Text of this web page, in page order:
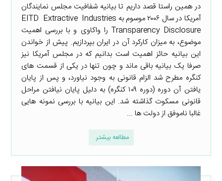
در همین راستا قصد داریم تا بیانیه شفافیت مجلس نمایندگان
آمریکا در سال ۲۰۰۶ موسوم به EITD Extractive Industries
Transparency Disclosure را واکاوی و با بررسی اهمیت
موضوع، به میزان کارکرد آن در ایران بپردازیم. پیش از خواندن
این بیانیه حائز اهمیت است بدانیم که در مجلس آمریکا نیز
صرفا یک بیانیه باقی ماند و چون تنها در یکی از قسمت های
کنگره مطرح شد الزام قانونی به وجود نیاورد، و پس از پایان
یافتن آن دوره (دوره ۱۰۹ کنگره) به دلیل پایان نیافتن مراحل
قانونی مسکوت گذاشته شد. این بیانیه با بررسی نمونه هایی
غالبا ناموفق از دولت ها ...
مطالعه بیشتر